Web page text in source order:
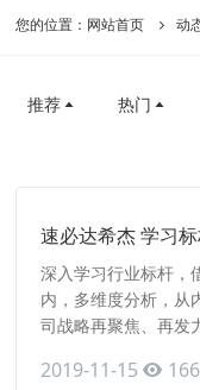
您的位置： 网站首页 动
推荐 热门
速必达希杰 学习
深入学习行业标杆，
内，多维度分析，从
司战略再聚焦、再发
行？为解答此关键问
2019-11-15 166